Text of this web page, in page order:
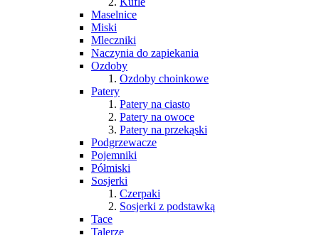
Maselnice
Miski
Mleczniki
Naczynia do zapiekania
Ozdoby
Ozdoby choinkowe
Patery
Patery na ciasto
Patery na owoce
Patery na przekąski
Podgrzewacze
Pojemniki
Półmiski
Sosjerki
Czerpaki
Sosjerki z podstawką
Tace
Talerze